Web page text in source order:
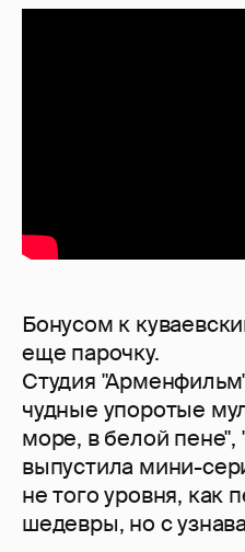
Бонусом к
еще парочку.
Студия
чудные упоротые
море, в белой
выпустила мини-
не того уровня, как
шедевры, но с